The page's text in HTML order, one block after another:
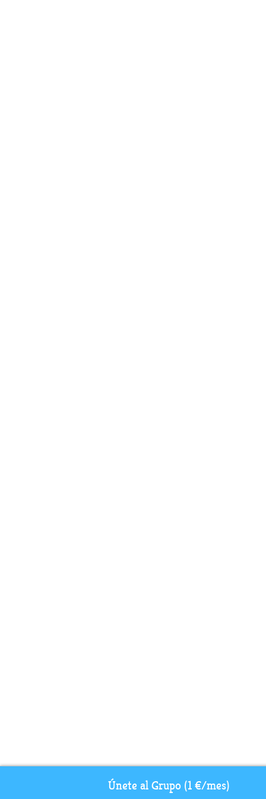
Únete al Grupo (1 €/mes)